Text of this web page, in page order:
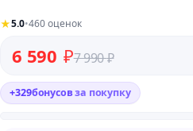
★5.0•460 оценок
7 990₽
Первоначальная цена
6 590 ₽
Текущая цена: 6 590 ₽.
+329бонусовза покупку